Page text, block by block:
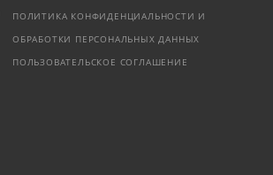
ПОЛИТИКА КОНФИДЕНЦИАЛЬНОСТИ И
ОБРАБОТКИ ПЕРСОНАЛЬНЫХ ДАННЫХ
ПОЛЬЗОВАТЕЛЬСКОЕ СОГЛАШЕНИЕ